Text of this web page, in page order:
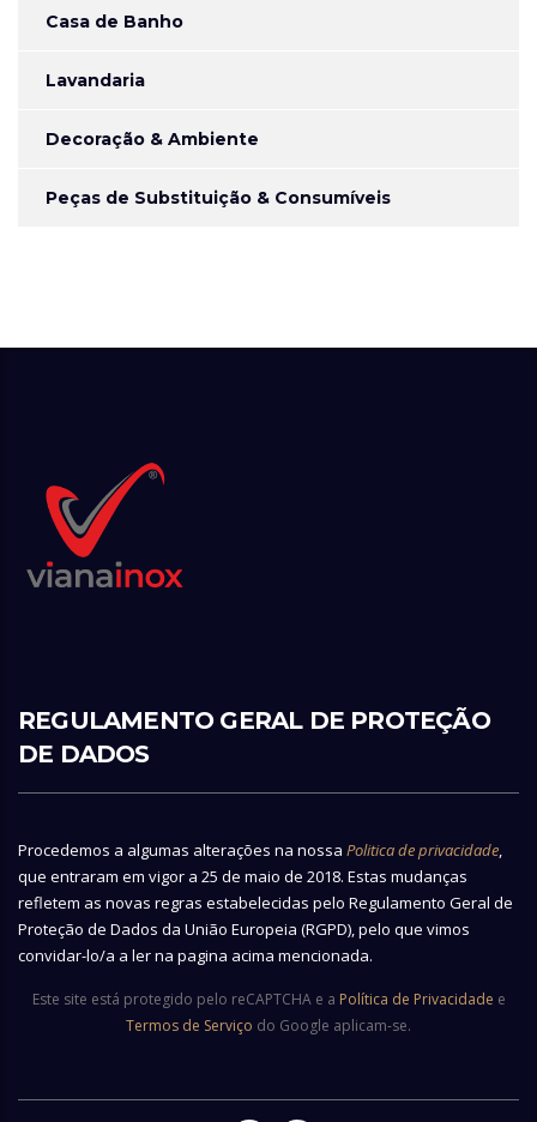
Casa de Banho
Lavandaria
Decoração & Ambiente
Peças de Substituição & Consumíveis
REGULAMENTO GERAL DE PROTEÇÃO
DE DADOS
Procedemos a algumas alterações na nossa Politica de privacidade,
que entraram em vigor a 25 de maio de 2018. Estas mudanças
refletem as novas regras estabelecidas pelo Regulamento Geral de
Proteção de Dados da União Europeia (RGPD), pelo que vimos
convidar-lo/a a ler na pagina acima mencionada.
Este site está protegido pelo reCAPTCHA e a Política de Privacidade e
Termos de Serviço do Google aplicam-se.